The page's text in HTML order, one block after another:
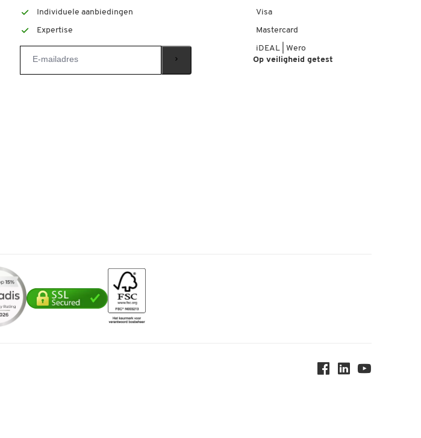
Individuele aanbiedingen
Expertise
Visa
Mastercard
iDEAL | Wero
Op veiligheid getest